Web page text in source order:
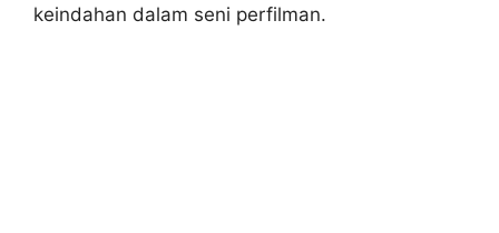
keindahan dalam seni perfilman.